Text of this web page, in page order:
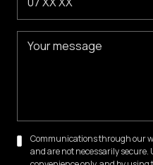
Communications through our
and are not necessarily secure.